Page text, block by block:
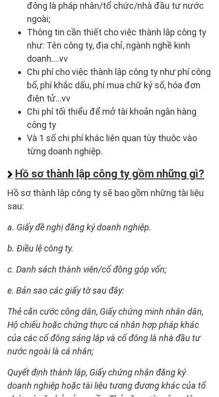
đông là pháp nhân/tổ chức/nhà đầu tư nước
ngoài;
Thông tin cần thiết cho việc thành lập công ty
như: Tên công ty, địa chỉ, ngành nghề kinh
doanh….vv
Chi phí cho việc thành lập công ty như phí công
bố, phí khắc dấu, phí mua chữ ký số, hóa đơn
điện tử…vv
Chi phí tối thiểu để mở tài khoản ngân hàng
công ty
Và 1 số chi phí khác liên quan tùy thuộc vào
từng doanh nghiệp.
Hồ sơ thành lập công ty gồm những gì?
Hồ sơ thành lập công ty sẽ bao gồm những tài liệu
sau:
a. Giấy đề nghị đăng ký doanh nghiệp.
b. Điều lệ công ty.
c. Danh sách thành viên/cổ đông góp vốn;
e. Bản sao các giấy tờ sau đây:
Thẻ căn cước công dân, Giấy chứng minh nhân dân,
Hộ chiếu hoặc chứng thực cá nhân hợp pháp khác
của các cổ đông sáng lập và cổ đông là nhà đầu tư
nước ngoài là cá nhân;
Quyết định thành lập, Giấy chứng nhận đăng ký
doanh nghiệp hoặc tài liệu tương đương khác của tổ